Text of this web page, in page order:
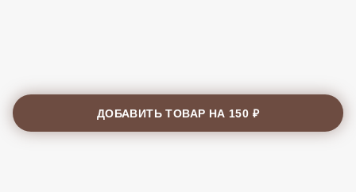
ДОБАВИТЬ ТОВАР НА 150 ₽